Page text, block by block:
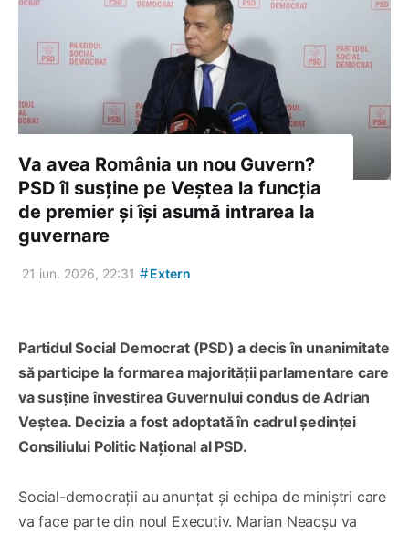
Va avea România un nou Guvern?
PSD îl susține pe Veștea la funcția
de premier și își asumă intrarea la
guvernare
21 iun. 2026, 22:31 #Extern
Partidul Social Democrat (PSD) a decis în unanimitate
să participe la formarea majorității parlamentare care
va susține învestirea Guvernului condus de Adrian
Veștea. Decizia a fost adoptată în cadrul ședinței
Consiliului Politic Național al PSD.
Social-democrații au anunțat și echipa de miniștri care
va face parte din noul Executiv. Marian Neacșu va